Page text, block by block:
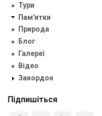
Тури
Пам'ятки
Природа
Блог
Галереї
Відео
Закордон
Підпишіться